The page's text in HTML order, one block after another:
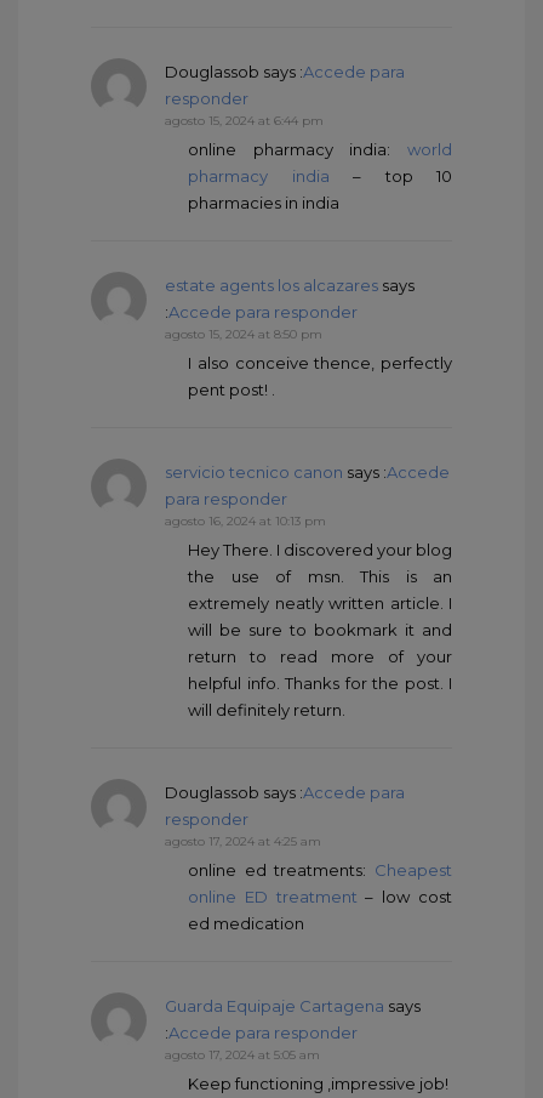
Douglassob says :Accede para
responder
agosto 15, 2024 at 6:44 pm
online pharmacy india: world
pharmacy india – top 10
pharmacies in india
estate agents los alcazares says
:Accede para responder
agosto 15, 2024 at 8:50 pm
I also conceive thence, perfectly
pent post! .
servicio tecnico canon says :Accede
para responder
agosto 16, 2024 at 10:13 pm
Hey There. I discovered your blog
the use of msn. This is an
extremely neatly written article. I
will be sure to bookmark it and
return to read more of your
helpful info. Thanks for the post. I
will definitely return.
Douglassob says :Accede para
responder
agosto 17, 2024 at 4:25 am
online ed treatments: Cheapest
online ED treatment – low cost
ed medication
Guarda Equipaje Cartagena says
:Accede para responder
agosto 17, 2024 at 5:05 am
Keep functioning ,impressive job!